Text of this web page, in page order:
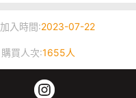
加入時間:2023-07-22
購買人次:1655人